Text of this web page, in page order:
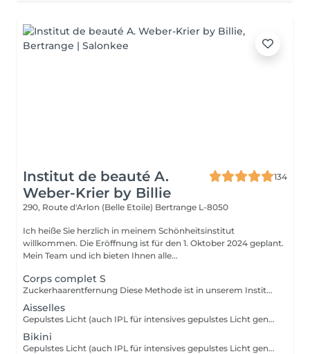
Institut de beauté A.
Weber-Krier by Billie
134
290, Route d'Arlon (Belle Etoile) Bertrange L-8050
Ich heiße Sie herzlich in meinem Schönheitsinstitut
willkommen. Die Eröffnung ist für den 1. Oktober 2024 geplant.
Mein Team und ich bieten Ihnen alle...
Corps complet S
Zuckerhaarentfernung Diese Methode ist in unserem Institut sehr beliebt geworden. Die Zuckerpaste ist 100% natürlich. Sie basiert auf tausendjährigen Rezepten aus dem Nahen Osten und enthält ausschließlich Wasser und Zucker ohne chemische, aromatische oder färbende Substanzen. Die Paste ist hypoallergen und verursacht keine Hautreizungen. Sie gilt für alle Bereiche. Die Paste wird in das Follikel massiert, umhüllt die Haare, umgibt sie und schmiert sie. Die Extraktion erfolgt in natürlicher Haarwuchsrichtung. Es gibt keine gebrochenen Haare mehr im Follikel. Diese Technik verursacht keine Rötung oder Reizung der Haut. Ein nicht zu vernachlässigender Vorteil ist die Tatsache, dass Sie keine bestimmte Haarlänge haben müssen, da der Zucker anders als beim Wachs sehr kurze Haare effektiv entfernt. Wir empfehlen diese Methode auch Teenagern beim ersten Depilieren und bei Menschen, die eine vollständige Körperhaarentfernung wünschen, da sie viel weniger schmerzhaft ist als Wachsen.
Aisselles
Gepulstes Licht (auch IPL für intensives gepulstes Licht genannt) wirkt auf das Haar, indem es ein Licht sendet, das vom schwarzen Pigment des Haares absorbiert wird. Lokal gepulstes Licht wird zu Wärme. Es ist diese thermische Reaktion an der Haarwurzel (der Zwiebel), die das Nachwachsen verändert und verlangsamt. Ab den ersten Sitzungen fallen die Haare aus und wachsen immer weniger nach.
Bikini
Gepulstes Licht (auch IPL für intensives gepulstes Licht genannt) wirkt auf das Haar, indem es ein Licht sendet, das vom schwarzen Pigment des Haares absorbiert wird. Lokal gepulstes Licht wird zu Wärme. Es ist diese thermische Reaktion an der Haarwurzel (der Zwiebel), die das Nachwachsen verändert und verlangsamt. Ab den ersten Sitzungen fallen die Haare aus und wachsen immer weniger nach.